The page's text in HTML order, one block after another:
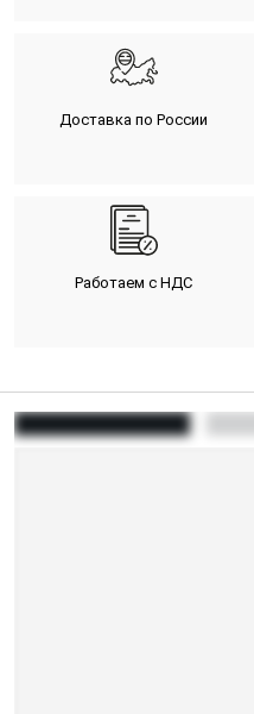
Доставка по России
Работаем с НДС